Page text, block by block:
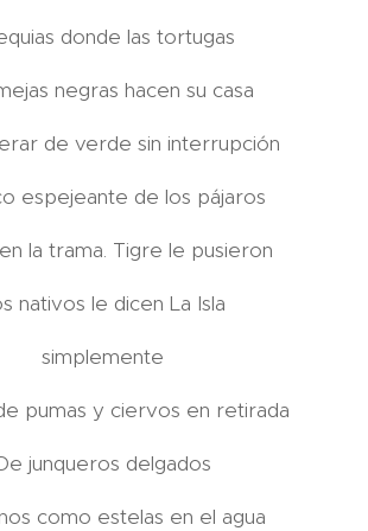
donde las tortugas
negras hacen su casa
de verde sin interrupción
espejeante de los pájaros
la trama. Tigre le pusieron
nativos le dicen La Isla
simplemente
pumas y ciervos en retirada
junqueros delgados
como estelas en el agua